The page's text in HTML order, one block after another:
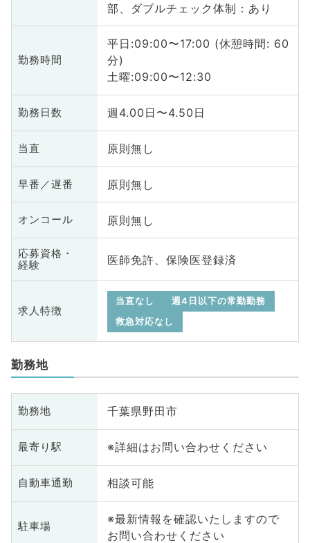
部、ダブルチェック体制：あり
勤務時間
平日:09:00〜17:00 (休憩時間: 60
分)
土曜:09:00〜12:30
勤務日数 週4.00日〜4.50日
当直 原則無し
早番／遅番 原則無し
オンコール 原則無し
応募資格・
経験
医師免許、保険医登録済
求人特徴
当直なし
週4日以下の常勤勤務
救急対応なし
勤務地
勤務地 千葉県野田市
最寄り駅 ※詳細はお問い合わせください
自動車通勤 相談可能
駐車場
※最新情報を確認いたしますので
お問い合わせください